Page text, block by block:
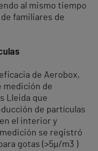
al mismo tiempo
familiares de
de Aerobox,
medición de
Lleida que
de partículas
el interior y
se registró
gotas (>5µ/m3 )